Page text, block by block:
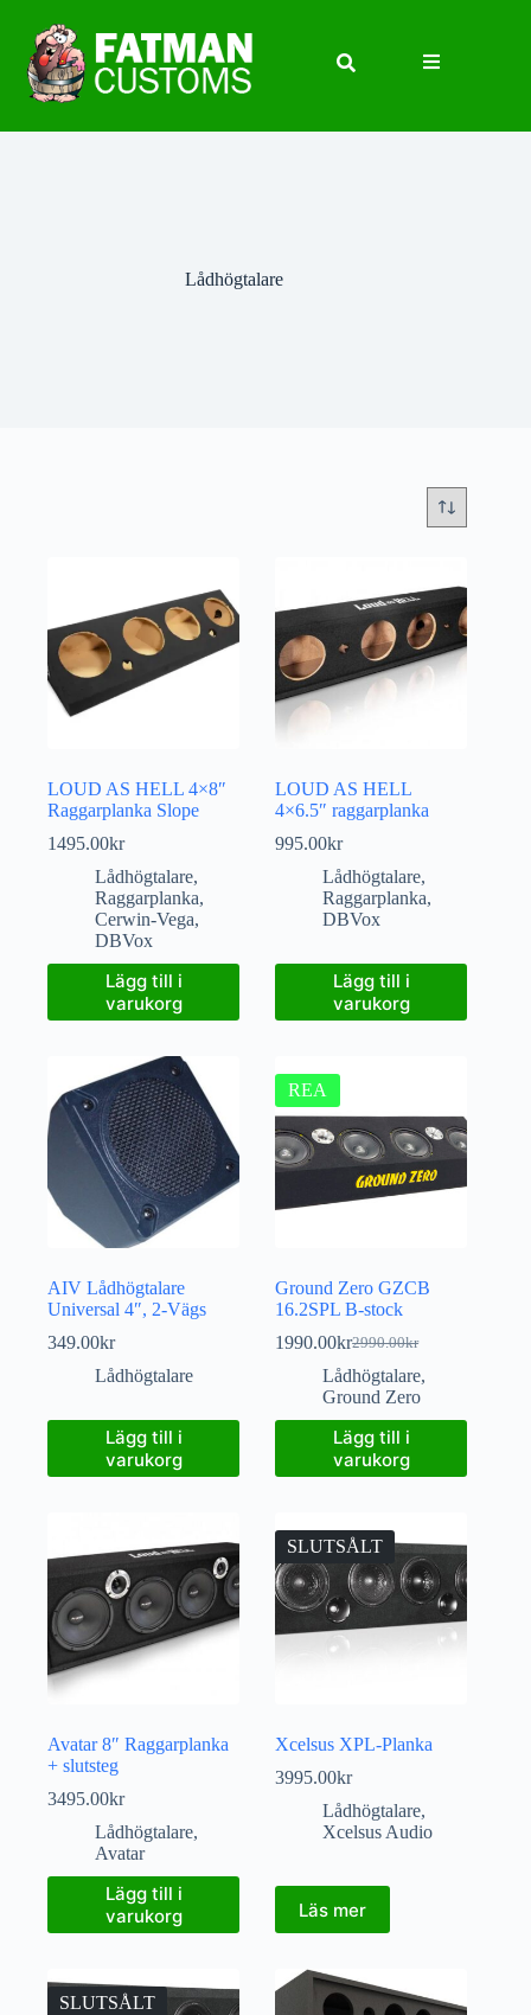
Lådhögtalare
LOUD AS HELL 4×8″
Raggarplanka Slope
1495.00kr
Lådhögtalare,
Raggarplanka,
Cerwin-Vega,
DBVox
Lägg till i
varukorg
LOUD AS HELL
4×6.5″ raggarplanka
995.00kr
Lådhögtalare,
Raggarplanka,
DBVox
Lägg till i
varukorg
AIV Lådhögtalare
Universal 4″, 2-Vägs
349.00kr
Lådhögtalare
Lägg till i
varukorg
REA
Ground Zero GZCB
16.2SPL B-stock
2990.00kr
1990.00kr
Lådhögtalare,
Ground Zero
Lägg till i
varukorg
Avatar 8″ Raggarplanka
+ slutsteg
3495.00kr
Lådhögtalare,
Avatar
Lägg till i
varukorg
SLUTSÅLT
Xcelsus XPL-Planka
3995.00kr
Lådhögtalare,
Xcelsus Audio
Läs mer
SLUTSÅLT